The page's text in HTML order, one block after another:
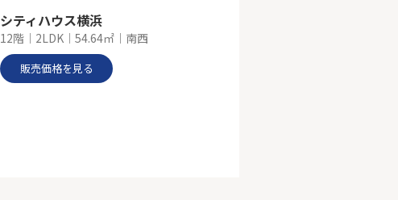
シティハウス横浜
12階｜2LDK｜54.64㎡｜南西
販売価格を見る